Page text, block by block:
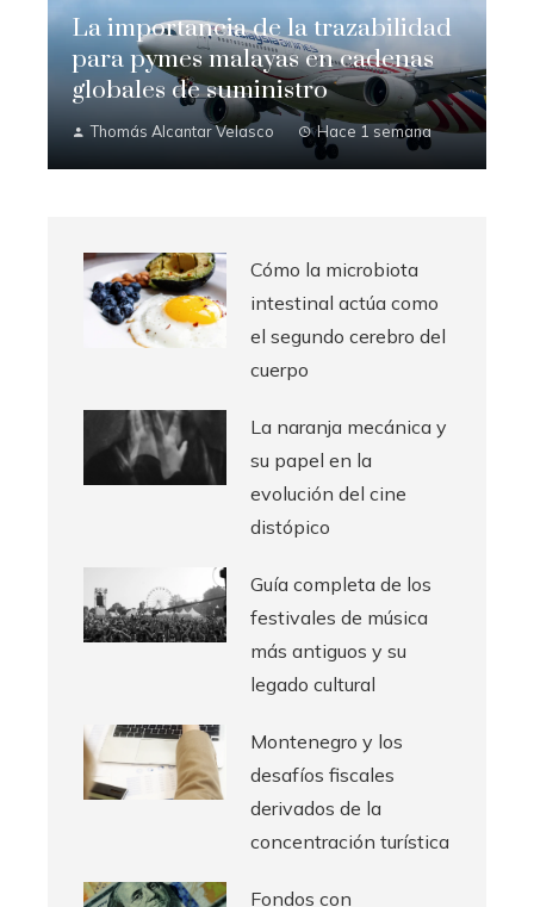
La importancia de la trazabilidad
para pymes malayas en cadenas
globales de suministro
Thomás Alcantar Velasco Hace 1 semana
Cómo la microbiota
intestinal actúa como
el segundo cerebro del
cuerpo
La naranja mecánica y
su papel en la
evolución del cine
distópico
Guía completa de los
festivales de música
más antiguos y su
legado cultural
Montenegro y los
desafíos fiscales
derivados de la
concentración turística
Fondos con